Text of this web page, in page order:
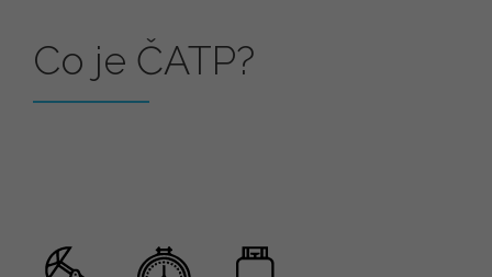
Co je ČATP?